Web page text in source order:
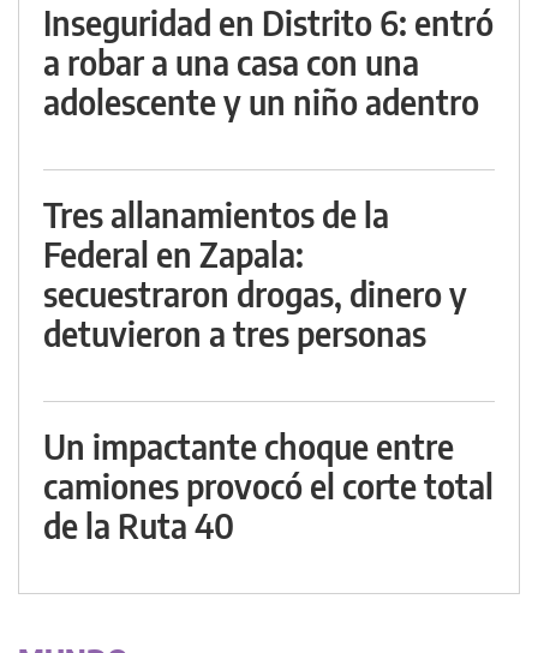
Inseguridad en Distrito 6: entró
a robar a una casa con una
adolescente y un niño adentro
Tres allanamientos de la
Federal en Zapala:
secuestraron drogas, dinero y
detuvieron a tres personas
Un impactante choque entre
camiones provocó el corte total
de la Ruta 40